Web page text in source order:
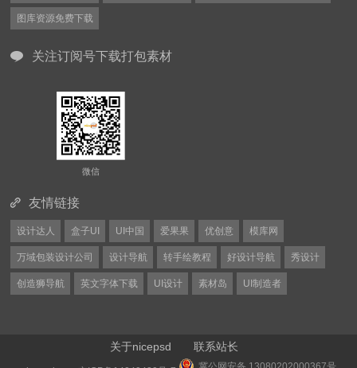
图库资源免费下载
关注订阅号下载打包素材
微信
友情链接
设计达人 盒子UI UI中国 爱果果 优创意 模库网
万域包装设计公司 设计导航 转手绘教程 好设计导航 秀设计
创造狮导航 英文字体下载 UI设计 素材岛 UI制造者
关于nicepsd 联系站长